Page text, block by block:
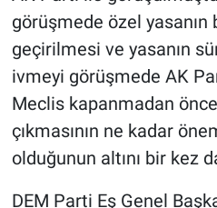
görüşmede özel yasanın
geçirilmesi ve yasanın
ivmeyi görüşmede AK
Meclis kapanmadan
çıkmasının ne kadar
olduğunun altını bir kez
DEM Parti Eş Genel